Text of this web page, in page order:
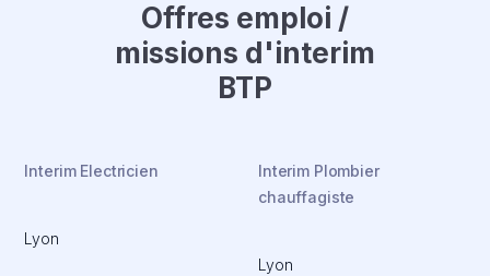
Offres emploi /
missions d'interim
BTP
Interim Electricien
Lyon
Interim Plombier
chauffagiste
Lyon